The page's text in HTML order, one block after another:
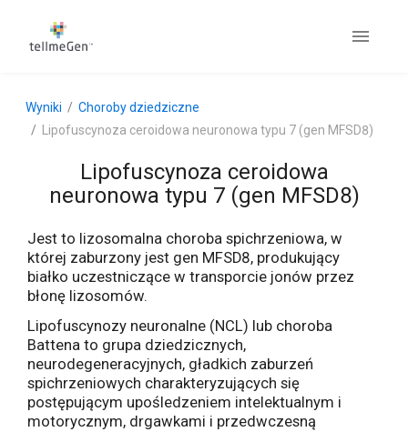
Wyniki
Choroby dziedziczne
Lipofuscynoza ceroidowa neuronowa typu 7 (gen MFSD8)
Lipofuscynoza ceroidowa
neuronowa typu 7 (gen MFSD8)
Jest to lizosomalna choroba spichrzeniowa, w
której zaburzony jest gen MFSD8, produkujący
białko uczestniczące w transporcie jonów przez
błonę lizosomów.
Lipofuscynozy neuronalne (NCL) lub choroba
Battena to grupa dziedzicznych,
neurodegeneracyjnych, gładkich zaburzeń
spichrzeniowych charakteryzujących się
postępującym upośledzeniem intelektualnym i
motorycznym, drgawkami i przedwczesną